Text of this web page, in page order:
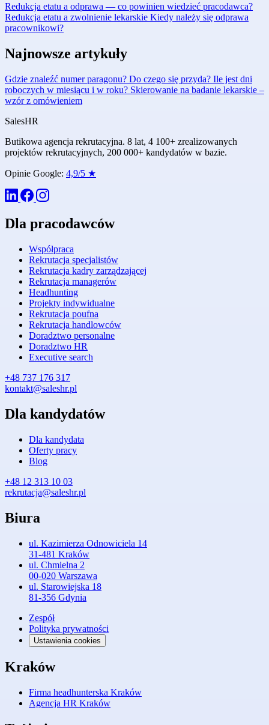
Redukcja etatu a odprawa — co powinien wiedzieć pracodawca?
Redukcja etatu a zwolnienie lekarskie Kiedy należy się odprawa
pracownikowi?
Najnowsze artykuły
Gdzie znaleźć numer paragonu? Do czego się przyda? Ile jest dni
roboczych w miesiącu i w roku? Skierowanie na badanie lekarskie –
wzór z omówieniem
SalesHR
Butikowa agencja rekrutacyjna. 8 lat, 4 100+ zrealizowanych
projektów rekrutacyjnych, 200 000+ kandydatów w bazie.
Opinie Google: 4,9/5 ★
Dla pracodawców
Współpraca
Rekrutacja specjalistów
Rekrutacja kadry zarządzającej
Rekrutacja managerów
Headhunting
Projekty indywidualne
Rekrutacja poufna
Rekrutacja handlowców
Doradztwo personalne
Doradztwo HR
Executive search
+48 737 176 317
kontakt@saleshr.pl
Dla kandydatów
Dla kandydata
Oferty pracy
Blog
+48 12 313 10 03
rekrutacja@saleshr.pl
Biura
ul. Kazimierza Odnowiciela 14
31-481 Kraków
ul. Chmielna 2
00-020 Warszawa
ul. Starowiejska 18
81-356 Gdynia
Zespół
Polityka prywatności
Ustawienia cookies
Kraków
Firma headhunterska Kraków
Agencja HR Kraków